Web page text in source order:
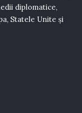
diplomatice,
Statele Unite și